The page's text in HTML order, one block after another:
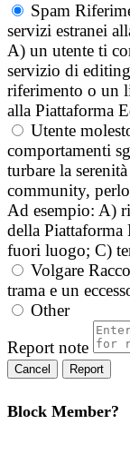
Spam
servizi estranei
A) un utente ti
servizio di
riferimento o un
alla Piattaforma
Utente
comportamenti
turbare la
community,
Ad esempio: A)
della Piattaforma
fuori luogo; C)
Volgare
trama e un
Other
Report note
Report
Block Member?